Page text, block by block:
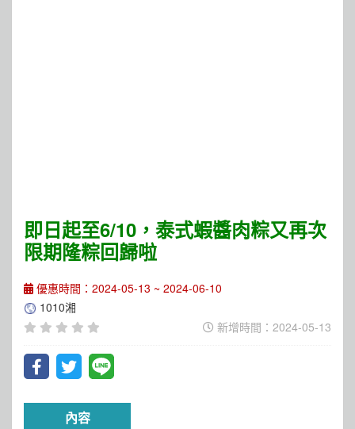
即日起至6/10，泰式蝦醬肉粽又再次
限期隆粽回歸啦
優惠時間：2024-05-13 ~ 2024-06-10
1010湘
新增時間：2024-05-13
內容